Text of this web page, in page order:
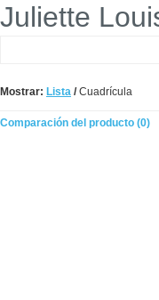
Juliette
Mostrar: Lista /Cuadrícula
Comparación del producto (0)